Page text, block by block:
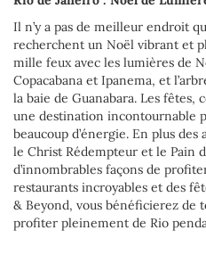
Il n’y a pas de meilleur endroit
recherchent un Noël vibrant et
mille feux avec les lumières de
Copacabana et Ipanema, et
la baie de Guanabara. Les
une destination incontournable
beaucoup d’énergie. En plus
le Christ Rédempteur et le Pain
d’innombrables façons de
restaurants incroyables et des
& Beyond, vous bénéficierez de
profiter pleinement de Rio